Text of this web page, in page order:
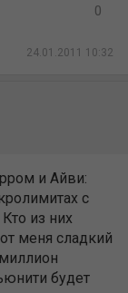
24.01.2011 10:32
0
и Айви:
c
из них
меня сладкий
будет